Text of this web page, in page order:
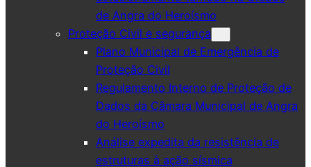
de Angra do Heroísmo
Proteção Civil e segurança
Plano Municipal de Emergência de
Proteção Civil
Regulamento Interno de Proteção de
Dados da Câmara Municipal de Angra
do Heroísmo
Análise expedita da resistência de
estruturas à ação sísmica